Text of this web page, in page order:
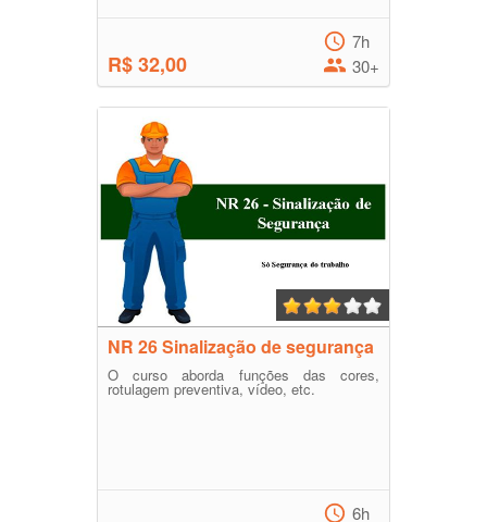
R$ 32,00
7h
30+
NR 26 Sinalização de segurança
O curso aborda funções das cores,
rotulagem preventiva, vídeo, etc.
6h